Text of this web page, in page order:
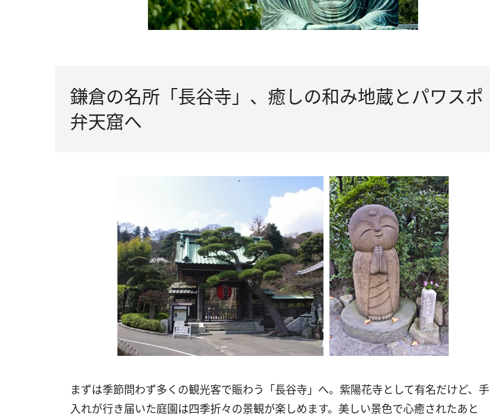
鎌倉の名所「長谷寺」、癒しの和み地蔵とパワスポ
弁天窟へ
まずは季節問わず多くの観光客で賑わう「長谷寺」へ。紫陽花寺として有名だけど、手
入れが行き届いた庭園は四季折々の景観が楽しめます。美しい景色で心癒されたあと